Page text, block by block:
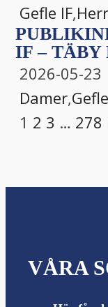
Gefle IF,
IF – TÄBY
2026-05-23
Damer,
1 2 3 … 278
VÅRA